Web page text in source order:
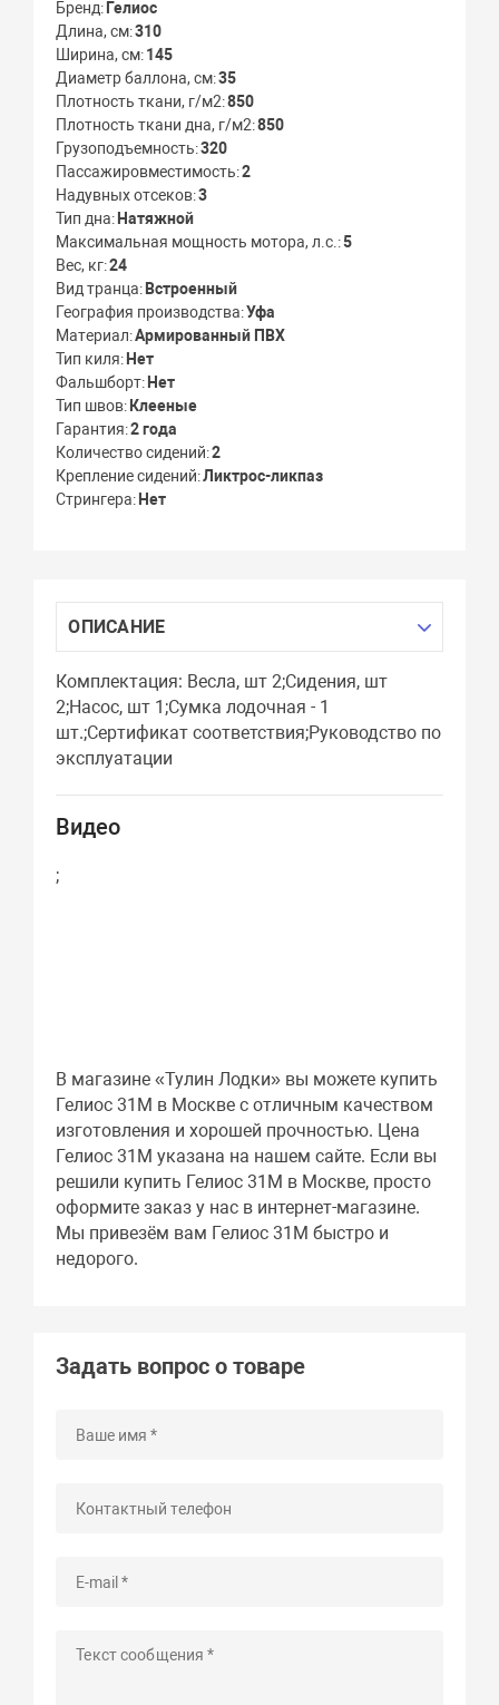
Бренд Гелиос
Длина, см 310
Ширина, см 145
Диаметр баллона, см 35
Плотность ткани, г/м2 850
Плотность ткани дна, г/м2 850
Грузоподъемность 320
Пассажировместимость 2
Надувных отсеков 3
Тип дна Натяжной
Максимальная мощность мотора, л.с. 5
Вес, кг 24
Вид транца Встроенный
География производства Уфа
Материал Армированный ПВХ
Тип киля Нет
Фальшборт Нет
Тип швов Клееные
Гарантия 2 года
Количество сидений 2
Крепление сидений Ликтрос-ликпаз
Стрингера Нет
ОПИСАНИЕ
Комплектация: Весла, шт 2;Сидения, шт
2;Насос, шт 1;Сумка лодочная - 1
шт.;Сертификат соответствия;Руководство по
эксплуатации
Видео
;
В магазине «Тулин Лодки» вы можете купить
Гелиос 31М в Москве с отличным качеством
изготовления и хорошей прочностью. Цена
Гелиос 31М указана на нашем сайте. Если вы
решили купить Гелиос 31М в Москве, просто
оформите заказ у нас в интернет-магазине.
Мы привезём вам Гелиос 31М быстро и
недорого.
Задать вопрос о товаре